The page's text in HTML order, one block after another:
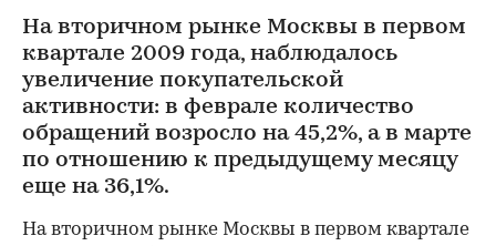
На вторичном рынке Москвы в первом
квартале 2009 года, наблюдалось
увеличение покупательской
активности: в феврале количество
обращений возросло на 45,2%, а в марте
по отношению к предыдущему месяцу
еще на 36,1%.
На вторичном рынке Москвы в первом квартале